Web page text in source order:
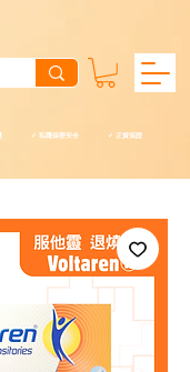
遞 ✓ 私隱保密安全 ✓ 正貨保證